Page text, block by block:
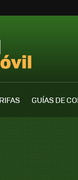
GUÍAS DE